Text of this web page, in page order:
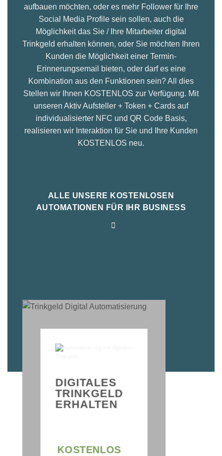
aufbauen möchten, oder es mehr Follower für Ihre
Social Media Profile sein sollen, auch die
Möglichkeit das Sie / Ihre Mitarbeiter digital
Trinkgeld erhalten können, oder Sie möchten Ihren
Kunden die Möglichkeit einer Termin-
Erinnerungsemail bieten, oder darf es eine
Kombination aus den Funktionen sein? All dies
Stellen wir Ihnen KOSTENLOS zur Verfügung. Mit
unseren Aktiv Aufsteller + Token + Cards auf
individualisierter NFC und QR Code Basis,
realisieren wir Interaktion für Sie und Ihre Kunden
KOSTENLOS neu.
ALLE UNSERE KOSTENLOSEN
AUTOMATIONEN FÜR IHR BUSINESS
DIGITALES
TRINKGELD
ERHALTEN
KOSTENLOS